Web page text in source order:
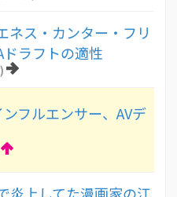
ネス・カンター・フリ
ラフトの適性
ンフルエンサー、AVデ